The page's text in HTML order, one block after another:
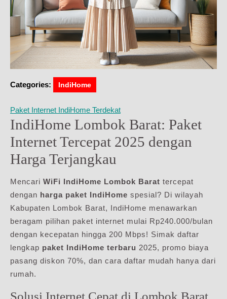
Categories: IndiHome
Paket Internet IndiHome Terdekat
IndiHome Lombok Barat: Paket
Internet Tercepat 2025 dengan
Harga Terjangkau
Mencari WiFi IndiHome Lombok Barat tercepat
dengan harga paket IndiHome spesial? Di wilayah
Kabupaten Lombok Barat, IndiHome menawarkan
beragam pilihan paket internet mulai Rp240.000/bulan
dengan kecepatan hingga 200 Mbps! Simak daftar
lengkap paket IndiHome terbaru 2025, promo biaya
pasang diskon 70%, dan cara daftar mudah hanya dari
rumah.
Solusi Internet Cepat di Lombok Barat